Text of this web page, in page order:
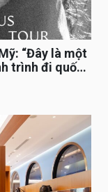
“Đây là một
trình đi quốc